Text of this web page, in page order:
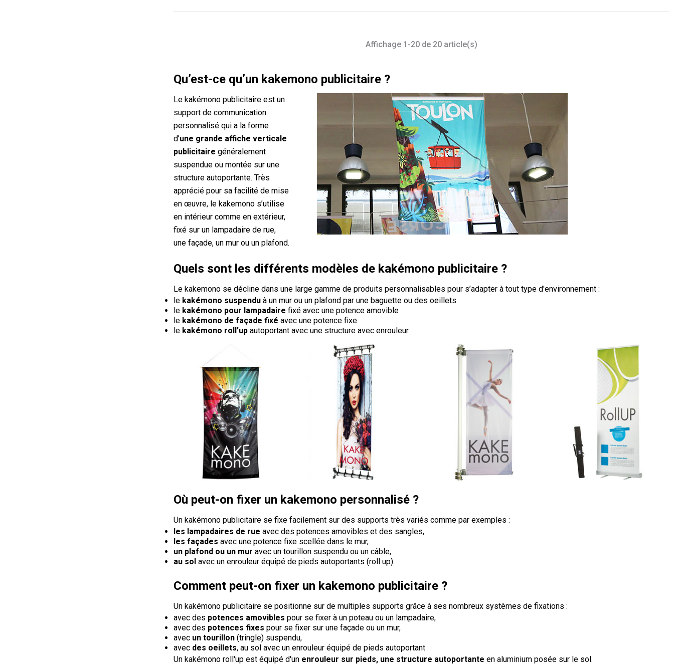
Affichage 1-20 de 20 article(s)
Qu’est-ce qu’un kakemono publicitaire ?
Le kakémono publicitaire est un
support de communication
personnalisé qui a la forme
d’une grande affiche verticale
publicitaire généralement
suspendue ou montée sur une
structure autoportante. Très
apprécié pour sa facilité de mise
en œuvre, le kakemono s’utilise
en intérieur comme en extérieur,
fixé sur un lampadaire de rue,
une façade, un mur ou un plafond.
Quels sont les différents modèles de kakémono publicitaire ?
Le kakemono se décline dans une large gamme de produits personnalisables pour s’adapter à tout type d'environnement :
le kakémono suspendu à un mur ou un plafond par une baguette ou des oeillets
le kakémono pour lampadaire fixé avec une potence amovible
le kakémono de façade fixé avec une potence fixe
le kakémono roll’up autoportant avec une structure avec enrouleur
Où peut-on fixer un kakemono personnalisé ?
Un kakémono publicitaire se fixe facilement sur des supports très variés comme par exemples :
les lampadaires de rue avec des potences amovibles et des sangles,
les façades avec une potence fixe scellée dans le mur,
un plafond ou un mur avec un tourillon suspendu ou un câble,
au sol avec un enrouleur équipé de pieds autoportants (roll up).
Comment peut-on fixer un kakemono publicitaire ?
Un kakémono publicitaire se positionne sur de multiples supports grâce à ses nombreux systèmes de fixations :
avec des potences amovibles pour se fixer à un poteau ou un lampadaire,
avec des potences fixes pour se fixer sur une façade ou un mur,
avec un tourillon (tringle) suspendu,
avec des oeillets, au sol avec un enrouleur équipé de pieds autoportant
Un kakémono roll'up est équipé d'un enrouleur sur pieds, une structure autoportante en aluminium posée sur le sol.